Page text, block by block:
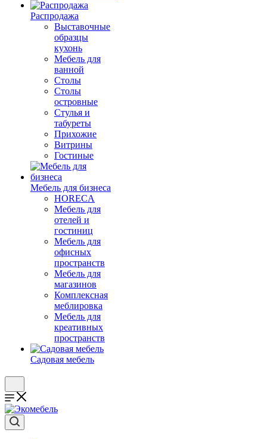
Распродажа
Выставочные
образцы
кухонь
Мебель для
ванной
Столы
Столы
островные
Стулья и
табуреты
Прихожие
Витрины
Гостиные
Мебель для бизнеса
HORECA
Мебель для
отелей и
гостиниц
Мебель для
офисных
пространств
Мебель для
магазинов
Комплексная
меблировка
Мебель для
креативных
пространств
Садовая мебель